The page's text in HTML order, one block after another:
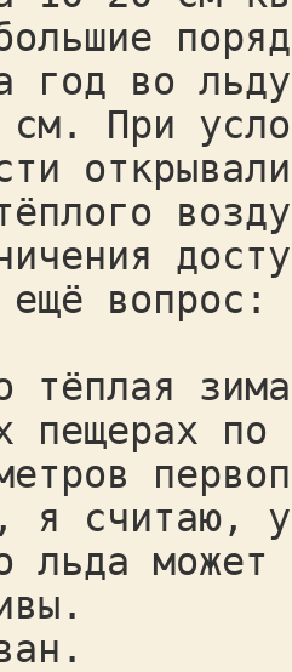
год во
см. При
вопрос:
тёплая
пещерах
я считаю,
льда